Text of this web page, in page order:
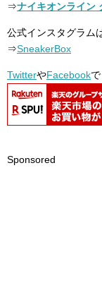
⇒ナイキオンライン
公式インスタグラム
⇒SneakerBox
TwitterやFacebook
Sponsored